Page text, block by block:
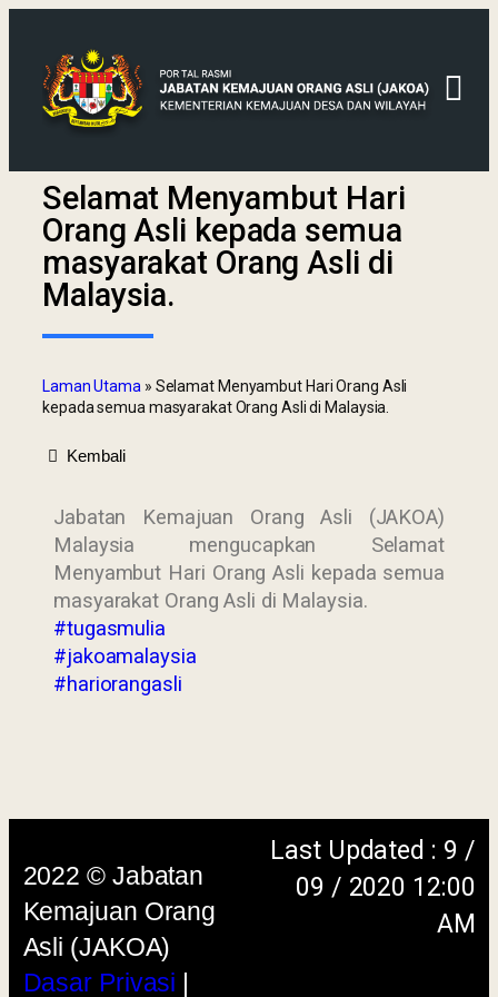
Selamat Menyambut Hari
Orang Asli kepada semua
masyarakat Orang Asli di
Malaysia.
Laman Utama » Selamat Menyambut Hari Orang Asli
kepada semua masyarakat Orang Asli di Malaysia.
Kembali
Jabatan Kemajuan Orang Asli (JAKOA)
Malaysia mengucapkan Selamat
Menyambut Hari Orang Asli kepada semua
masyarakat Orang Asli di Malaysia.
#tugasmulia
#jakoamalaysia
#hariorangasli
2022 © Jabatan
Dasar
Penafian| Peta
Laman
browser versi terkini dengan